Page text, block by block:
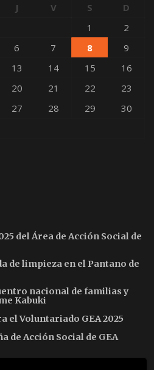
J V S
D
1
2
6 7 8
9
13 14 15
16
20 21 22
23
27 28 29
30
del Área de Acción Social de
de limpieza en el Pantano de
nacional de familias y
Kabuki
el Voluntariado GEA 2025
de Acción Social de GEA